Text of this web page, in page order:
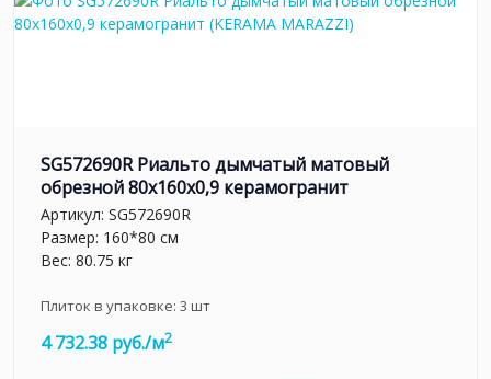
SG572690R Риальто дымчатый матовый
обрезной 80x160x0,9 керамогранит
Артикул: SG572690R
Размер: 160*80 см
Вес: 80.75 кг
Плиток в упаковке: 3 шт
4 732.38 руб./м2